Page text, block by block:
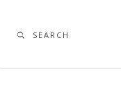
SEARCH